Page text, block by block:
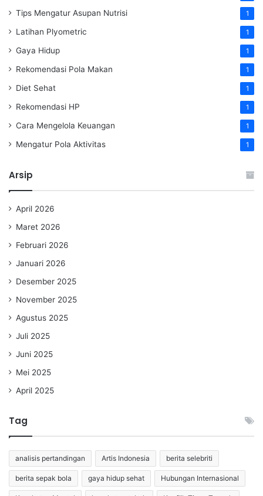
Tips Mengatur Asupan Nutrisi 1
Latihan Plyometric 1
Gaya Hidup 1
Rekomendasi Pola Makan 1
Diet Sehat 1
Rekomendasi HP 1
Cara Mengelola Keuangan 1
Mengatur Pola Aktivitas 1
Arsip
April 2026
Maret 2026
Februari 2026
Januari 2026
Desember 2025
November 2025
Agustus 2025
Juli 2025
Juni 2025
Mei 2025
April 2025
Tag
analisis pertandingan Artis Indonesia berita selebriti
berita sepak bola gaya hidup sehat Hubungan Internasional